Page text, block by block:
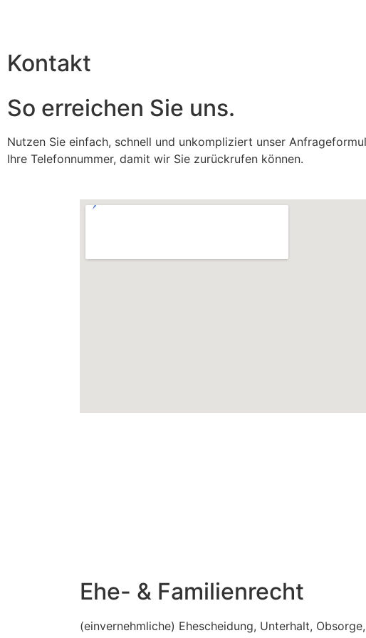
Kontakt
So erreichen Sie uns.
Nutzen Sie einfach, schnell und unkompliziert unser
Ihre Telefonnummer, damit wir Sie zurückrufen können.
Ehe- & Familienrecht
(einvernehmliche) Ehescheidung, Unterhalt,